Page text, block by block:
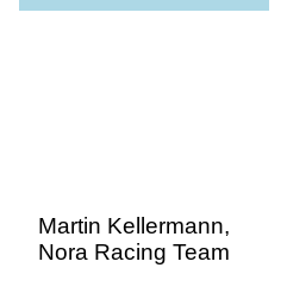
Martin Kellermann,
Nora Racing Team